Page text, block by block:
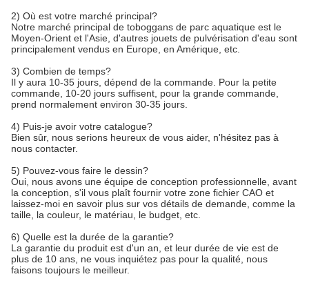
2) Où est votre marché principal?
Notre marché principal de toboggans de parc aquatique est le
Moyen-Orient et l'Asie, d'autres jouets de pulvérisation d'eau sont
principalement vendus en Europe, en Amérique, etc.
3) Combien de temps?
Il y aura 10-35 jours, dépend de la commande. Pour la petite
commande, 10-20 jours suffisent, pour la grande commande,
prend normalement environ 30-35 jours.
4) Puis-je avoir votre catalogue?
Bien sûr, nous serions heureux de vous aider, n'hésitez pas à
nous contacter.
5) Pouvez-vous faire le dessin?
Oui, nous avons une équipe de conception professionnelle, avant
la conception, s'il vous plaît fournir votre zone fichier CAO et
laissez-moi en savoir plus sur vos détails de demande, comme la
taille, la couleur, le matériau, le budget, etc.
6) Quelle est la durée de la garantie?
La garantie du produit est d'un an, et leur durée de vie est de
plus de 10 ans, ne vous inquiétez pas pour la qualité, nous
faisons toujours le meilleur.